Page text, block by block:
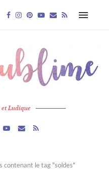
Ludique
contenant le tag "soldes"